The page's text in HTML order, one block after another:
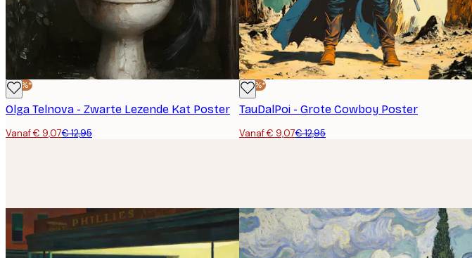
-30%*
Olga Telnova - Zwarte Lezende Kat Poster
Vanaf € 9,07€ 12,95
-30%*
TauDalPoi - Grote Cowboy Poster
Vanaf € 9,07€ 12,95